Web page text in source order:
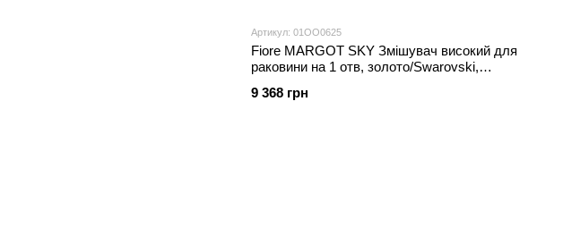
Артикул: 01OO0625
Fiore MARGOT SKY Змішувач високий для
раковини на 1 отв, золото/Swarovski,
9 368 грн